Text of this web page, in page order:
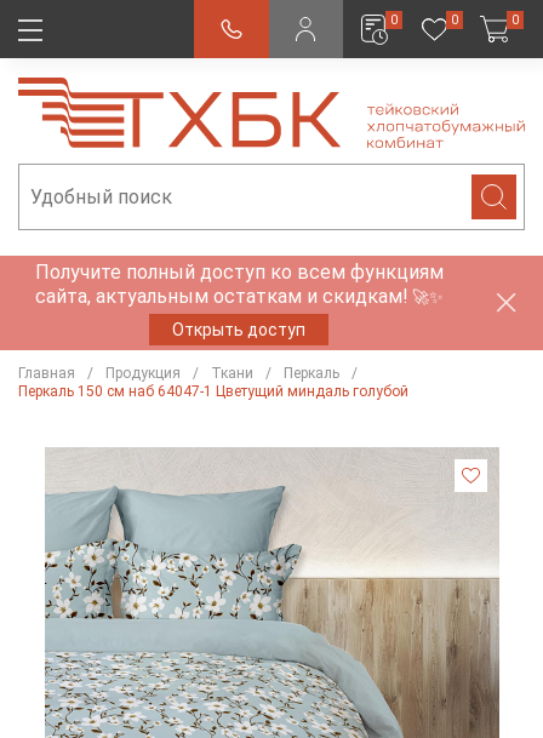
0 0 0
Получите полный доступ ко всем функциям
сайта, актуальным остаткам и скидкам! 🚀✨
Открыть доступ
Главная Продукция Ткани
Перкаль
Перкаль 150 см наб 64047-1 Цветущий миндаль голубой